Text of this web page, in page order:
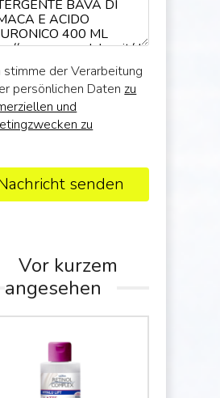
stimme der Verarbeitung
persönlichen Daten zu
und
zu
senden
Vor kurzem
angesehen